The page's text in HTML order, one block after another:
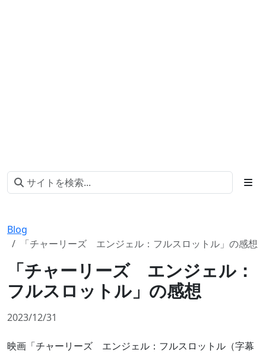
Blog
「チャーリーズ エンジェル：フルスロットル」の感想
「チャーリーズ エンジェル：
フルスロットル」の感想
2023/12/31
映画「チャーリーズ エンジェル：フルスロットル（字幕